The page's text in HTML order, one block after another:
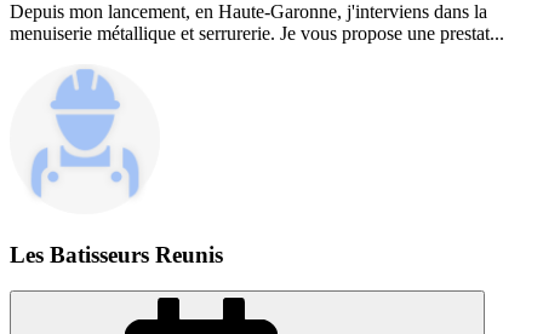
Depuis mon lancement, en Haute-Garonne, j'interviens dans la
menuiserie métallique et serrurerie. Je vous propose une prestat...
Les Batisseurs Reunis